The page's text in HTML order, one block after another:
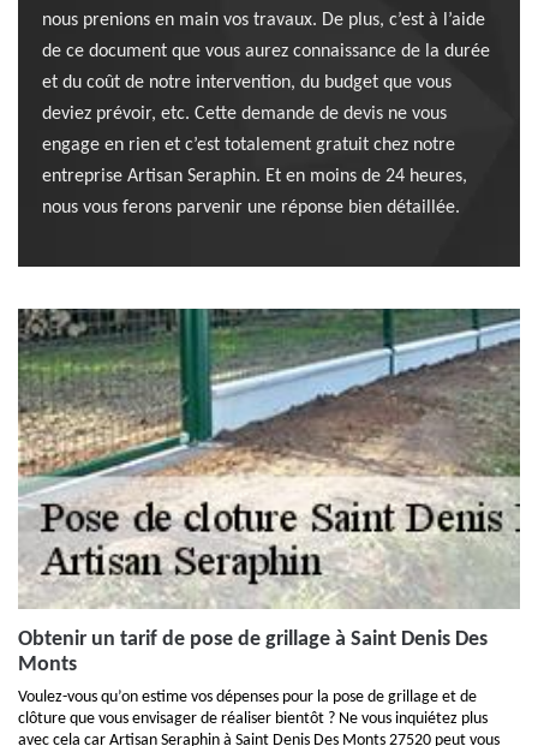
nous prenions en main vos travaux. De plus, c’est à l’aide
de ce document que vous aurez connaissance de la durée
et du coût de notre intervention, du budget que vous
deviez prévoir, etc. Cette demande de devis ne vous
engage en rien et c’est totalement gratuit chez notre
entreprise Artisan Seraphin. Et en moins de 24 heures,
nous vous ferons parvenir une réponse bien détaillée.
Obtenir un tarif de pose de grillage à Saint Denis Des
Monts
Voulez-vous qu’on estime vos dépenses pour la pose de grillage et de
clôture que vous envisager de réaliser bientôt ? Ne vous inquiétez plus
avec cela car Artisan Seraphin à Saint Denis Des Monts 27520 peut vous